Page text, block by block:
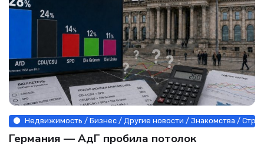
Недвижимость / Бизнес / Другие новости / Знакомства /
Германия — АдГ пробила потолок